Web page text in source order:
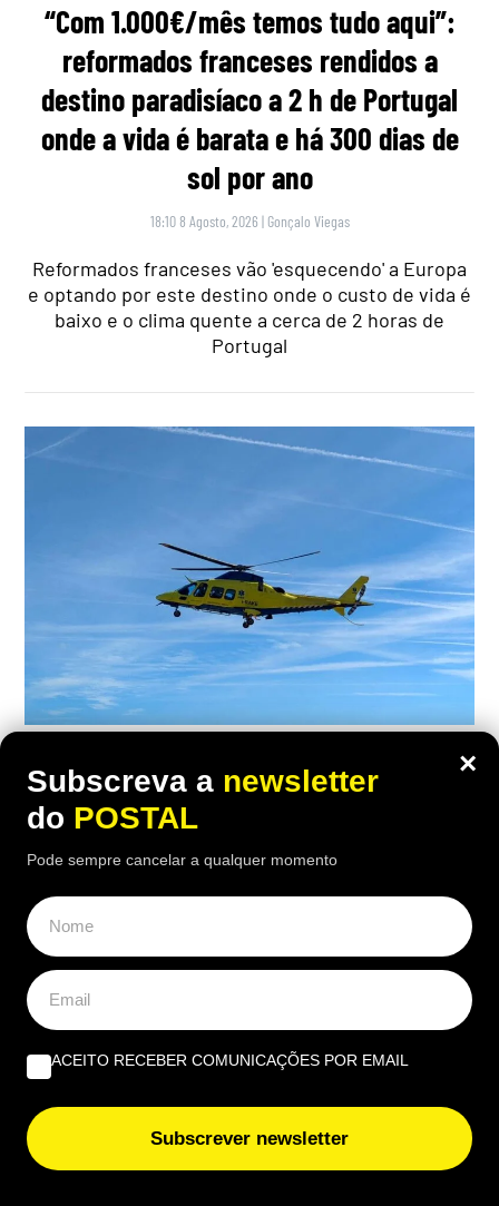
“Com 1.000€/mês temos tudo aqui”:
reformados franceses rendidos a
destino paradisíaco a 2 h de Portugal
onde a vida é barata e há 300 dias de
sol por ano
18:10 8 Agosto, 2026 | Gonçalo Viegas
Reformados franceses vão 'esquecendo' a Europa
e optando por este destino onde o custo de vida é
baixo e o clima quente a cerca de 2 horas de
Portugal
Colisão entre barcos no Alqueva deixa
mulher de 49 anos em estado grave
Onze operacionais, quatro viaturas e um
helicóptero foram mobilizados para um acidente
no Alqueva que deixou uma mulher gravemente
ÚLTIMAS NOTÍCIAS
×
Subscreva a newsletter
do POSTAL
Pode sempre cancelar a qualquer momento
ACEITO RECEBER COMUNICAÇÕES POR EMAIL
Subscrever newsletter